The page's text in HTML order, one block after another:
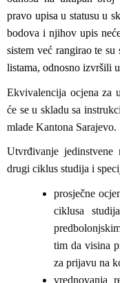
pravo upisa u statusu u
bodova i njihov upis
sistem već rangirao te
listama, odnosno izvršili
Ekvivalencija ocjena za
će se u skladu sa
mlade Kantona Sarajevo.
Utvrđivanje
drugi ciklus studija i
prosječne
ciklusa
tim da visina
za prijavu na
vrednovanja